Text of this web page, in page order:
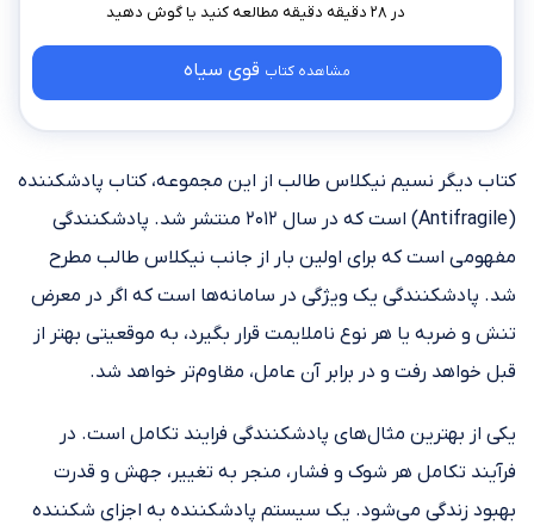
در ۲۸ دقیقه دقیقه مطالعه کنید
مشاهده کتاب قوی سیاه
کتاب دیگر نسیم نیکلاس طالب از این مجموعه، کتاب پادشکننده
(Antifragile) است که در سال ۲۰۱۲ منتشر شد. پادشکنندگی
مفهومی است که برای اولین بار از جانب نیکلاس طالب مطرح
شد. پادشکنندگی یک ویژگی در سامانه‌ها است که اگر در معرض
تنش و ضربه یا هر نوع ناملایمت قرار بگیرد، به موقعیتی بهتر از
قبل خواهد رفت و در برابر آن عامل، مقاوم‌تر خواهد شد.
یکی از بهترین مثال‌های پادشکنندگی فرایند تکامل است. در
فرآیند تکامل هر شوک و فشار، منجر به تغییر، جهش و قدرت
بهبود زندگی می‌شود. یک سیستم پادشکننده به اجزای شکننده